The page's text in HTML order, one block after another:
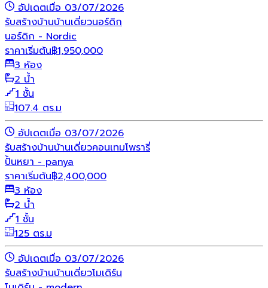
อัปเดตเมื่อ 03/07/2026
รับสร้างบ้านบ้านเดี่ยวนอร์ดิก
นอร์ดิก - Nordic
ราคาเริ่มต้น฿1,950,000
3 ห้อง
2 น้ำ
1 ชั้น
107.4 ตร.ม
อัปเดตเมื่อ 03/07/2026
รับสร้างบ้านบ้านเดี่ยวคอนเทมโพรารี่
ปั้นหยา - panya
ราคาเริ่มต้น฿2,400,000
3 ห้อง
2 น้ำ
1 ชั้น
125 ตร.ม
อัปเดตเมื่อ 03/07/2026
รับสร้างบ้านบ้านเดี่ยวโมเดิร์น